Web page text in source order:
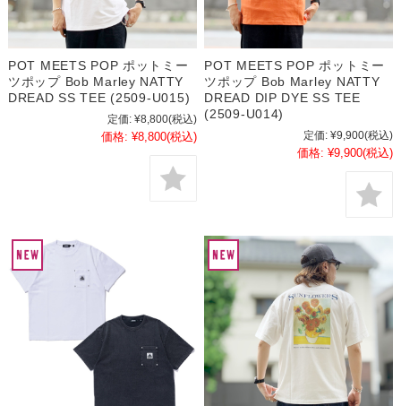
POT MEETS POP ポットミー
ツポップ Bob Marley NATTY
DREAD SS TEE (2509-U015)
定価: ¥8,800(税込)
価格: ¥8,800(税込)
POT MEETS POP ポットミー
ツポップ Bob Marley NATTY
DREAD DIP DYE SS TEE
(2509-U014)
定価: ¥9,900(税込)
価格: ¥9,900(税込)